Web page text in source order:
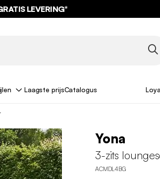
LEVERING*
Laagste prijsCatalogus
Yona
3-zits
ACMDL4BG